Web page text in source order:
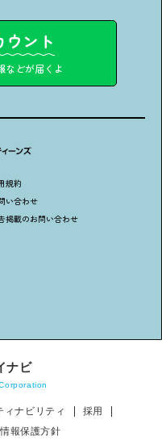
ウント
などが届くよ
規約
い合わせ
掲載のお問い合わせ
ナビ
ィナビリティ
採用
報保護方針